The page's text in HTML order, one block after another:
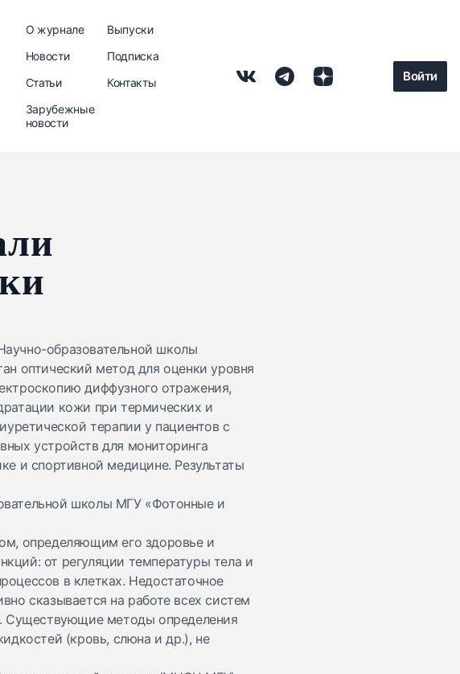
О журнале
Выпуски
Новости
Подписка
Статьи
Контакты
Зарубежные
новости
Войти
образовательной школы
оптический метод для оценки уровня
диффузного отражения,
кожи при термических и
терапии у пациентов с
устройств для мониторинга
и спортивной медицине. Результаты
школы МГУ «Фотонные и
определяющим его здоровье и
от регуляции температуры тела и
в клетках. Недостаточное
сказывается на работе всех систем
Существующие методы определения
(кровь, слюна и др.), не